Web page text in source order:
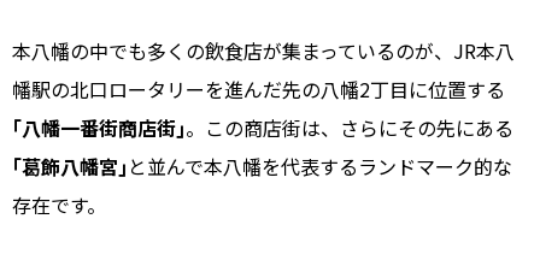
本八幡の中でも多くの飲食店が集まっているのが、JR本八
幡駅の北口ロータリーを進んだ先の八幡2丁目に位置する
｢八幡一番街商店街｣。この商店街は、さらにその先にある
｢葛飾八幡宮｣ と並んで本八幡を代表するランドマーク的な
存在です。